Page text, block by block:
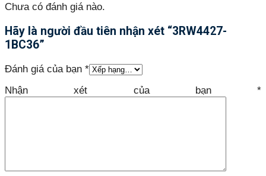
Chưa có đánh giá nào.
Hãy là người đầu tiên nhận xét “3RW4427-
1BC36”
Đánh giá của bạn *
Nhận xét của bạn *